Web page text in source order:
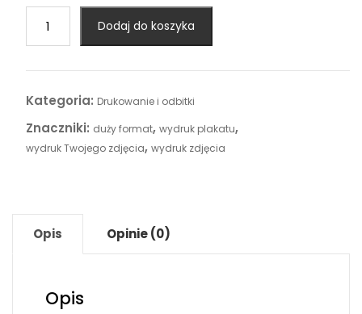
Odbitki
20×25
cm
sztuka)
–
online
Dodaj do koszyka
Kategoria: Drukowanie i odbitki
Znaczniki: duży format, wydruk plakatu,
wydruk Twojego zdjęcia, wydruk zdjęcia
Opis Opinie (0)
Opis